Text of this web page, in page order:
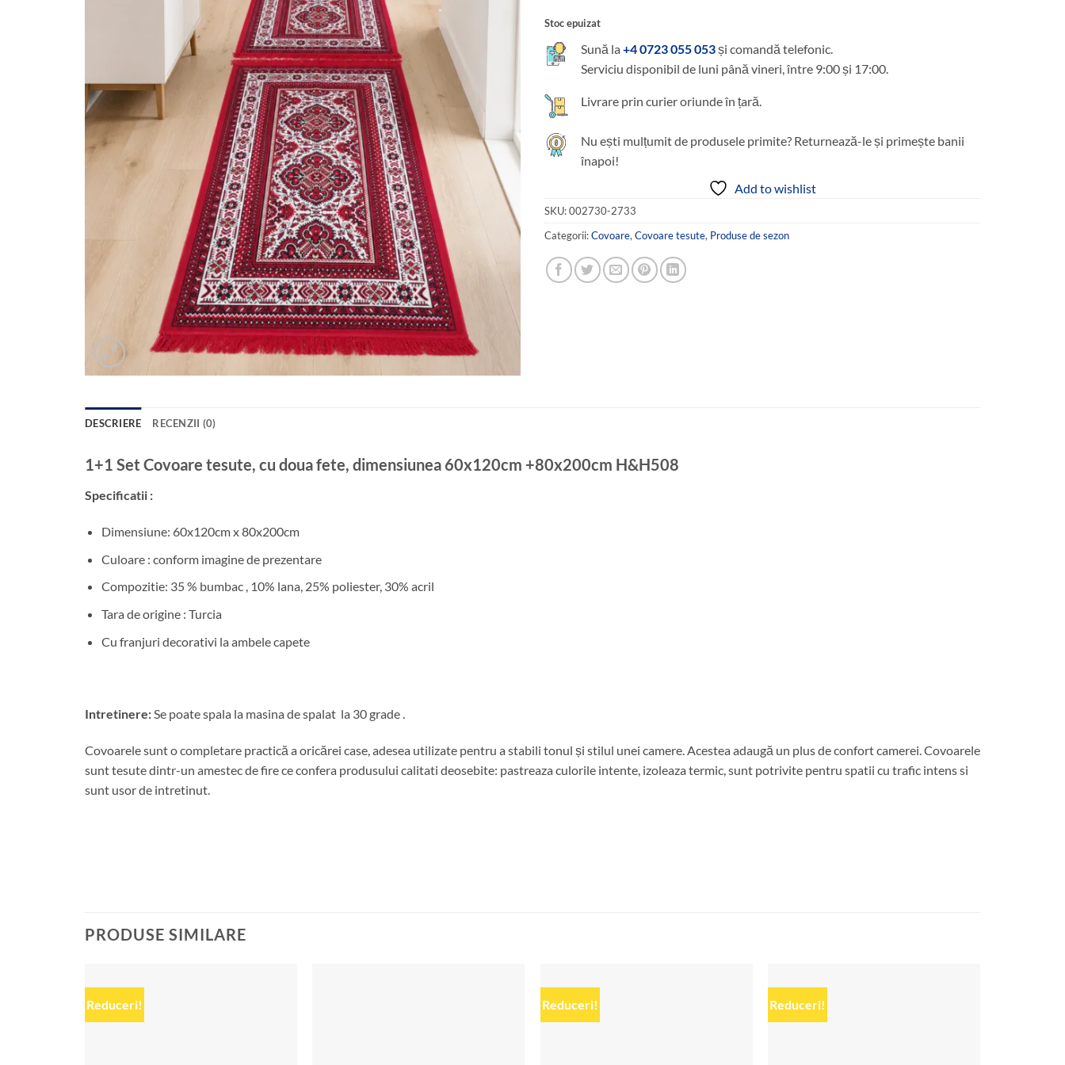
Stoc epuizat
Sună la +4 0723 055 053și comandă telefonic.
Serviciu disponibil de luni până vineri, între 9:00 și 17:00.
Livrare prin curier oriunde în țară.
Nu ești mulțumit de produsele primite? Returnează-le și primește banii
înapoi!
Add to wishlist
SKU:002730-2733
Categorii:Covoare, Covoare tesute, Produse de sezon
DESCRIERE RECENZII (0)
1+1 Set Covoare tesute, cu doua fete, dimensiunea 60x120cm +80x200cm H&H508
Specificatii :
Dimensiune: 60x120cm x 80x200cm
Culoare : conform imagine de prezentare
Compozitie: 35 % bumbac , 10% lana, 25% poliester, 30% acril
Tara de origine : Turcia
Cu franjuri decorativi la ambele capete
Intretinere:Se poate spala la masina de spalat la 30 grade .
Covoarele sunt o completare practică a oricărei case, adesea utilizate pentru a stabili tonul și stilul unei camere. Acestea adaugă un plus de confort camerei. Covoarele
sunt tesute dintr-un amestec de fire ce confera produsului calitati deosebite: pastreaza culorile intente, izoleaza termic, sunt potrivite pentru spatii cu trafic intens si
sunt usor de intretinut.
PRODUSE SIMILARE
Reduceri! Reduceri! Reduceri!